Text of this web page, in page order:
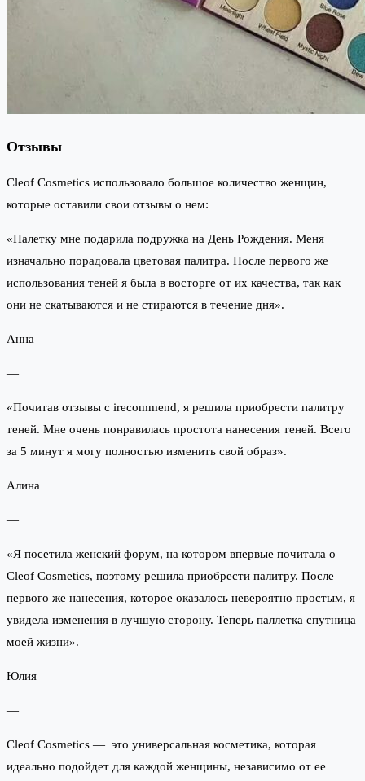
Отзывы
Cleof Cosmetics использовало большое количество женщин,
которые оставили свои отзывы о нем:
«Палетку мне подарила подружка на День Рождения. Меня
изначально порадовала цветовая палитра. После первого же
использования теней я была в восторге от их качества, так как
они не скатываются и не стираются в течение дня».
Анна
—
«Почитав отзывы с irecommend, я решила приобрести палитру
теней. Мне очень понравилась простота нанесения теней. Всего
за 5 минут я могу полностью изменить свой образ».
Алина
—
«Я посетила женский форум, на котором впервые почитала о
Cleof Cosmetics, поэтому решила приобрести палитру. После
первого же нанесения, которое оказалось невероятно простым, я
увидела изменения в лучшую сторону. Теперь паллетка спутница
моей жизни».
Юлия
—
Cleof Cosmetics — это универсальная косметика, которая
идеально подойдет для каждой женщины, независимо от ее